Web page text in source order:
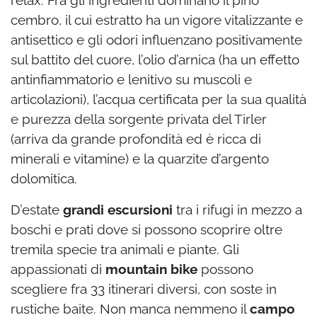
cembro, il cui estratto ha un vigore vitalizzante e
antisettico e gli odori influenzano positivamente
sul battito del cuore, l’olio d’arnica (ha un effetto
antinfiammatorio e lenitivo su muscoli e
articolazioni), l’acqua certificata per la sua qualità
e purezza della sorgente privata del Tirler
(arriva da grande profondità ed è ricca di
minerali e vitamine) e la quarzite d’argento
dolomitica.
D’estate grandi escursioni tra i rifugi in mezzo a
boschi e prati dove si possono scoprire oltre
tremila specie tra animali e piante. Gli
appassionati di mountain bike possono
scegliere fra 33 itinerari diversi, con soste in
rustiche baite. Non manca nemmeno ilcampo